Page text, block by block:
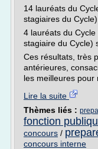
14 lauréats du
stagiaires du
4 lauréats du
stagiaire du Cycle)
Ces résultats, très
antérieures,
les meilleures pour
Lire la suite
Thèmes liés :
fonction
concours /
concours interne